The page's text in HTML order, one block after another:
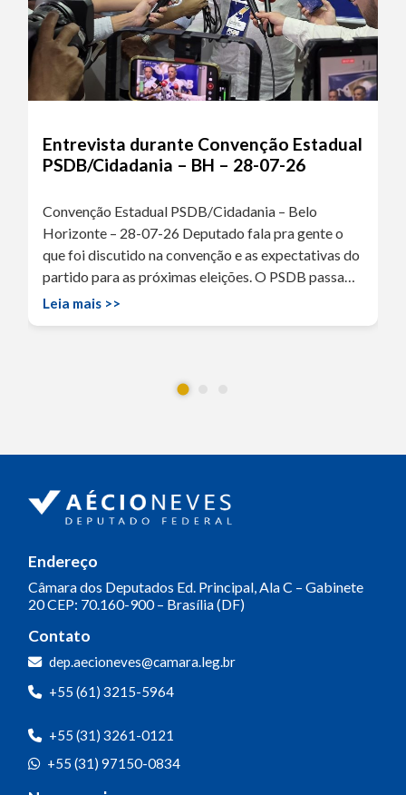
Entrevista durante Convenção Estadual
PSDB/Cidadania – BH – 28-07-26
Convenção Estadual PSDB/Cidadania – Belo
Horizonte – 28-07-26 Deputado fala pra gente o
que foi discutido na convenção e as expectativas do
partido para as próximas eleições. O PSDB passa…
Leia mais >>
Endereço
Câmara dos Deputados Ed. Principal, Ala C – Gabinete
20CEP: 70.160-900 – Brasília (DF)
Contato
dep.aecioneves@camara.leg.br
+55 (61) 3215-5964
+55 (31) 3261-0121
+55 (31) 97150-0834